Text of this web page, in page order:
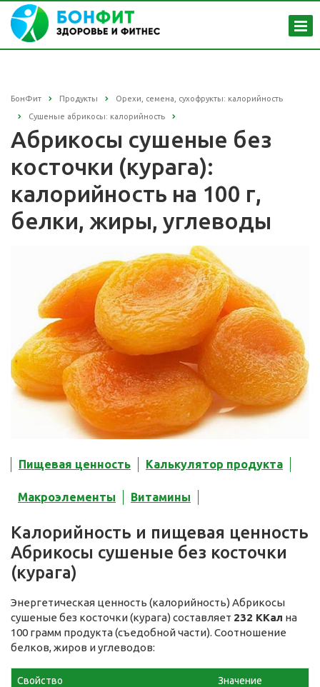
БонФит Продукты Орехи, семена, сухофрукты: калорийность
Сушеные абрикосы: калорийность
Абрикосы сушеные без
косточки (курага):
калорийность на 100 г,
белки, жиры, углеводы
Пищевая ценность Калькулятор продукта
Макроэлементы Витамины
Калорийность и пищевая ценность
Абрикосы сушеные без косточки
(курага)
Энергетическая ценность (калорийность) Абрикосы
сушеные без косточки (курага) составляет 232 ККал на
100 грамм продукта (съедобной части). Соотношение
белков, жиров и углеводов:
Свойство Значение